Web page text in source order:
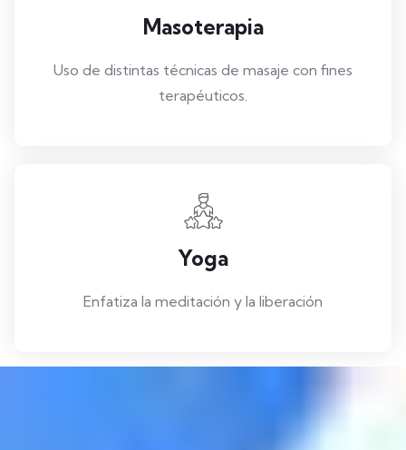
Masoterapia
Uso de distintas técnicas de masaje con fines
terapéuticos.
Yoga
Enfatiza la meditación y la liberación